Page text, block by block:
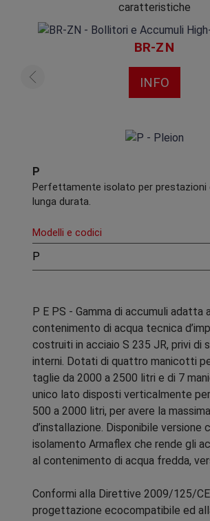
caratteristiche
BR-ZN
INFO
P
Perfettamente isolato per prestazioni
lunga durata.
Modelli e codici
P
P E PS - Gamma di accumuli adatta
contenimento di acqua tecnica
costruiti in acciaio S 235 JR, privi di
interni. Dotati di quattro manicotti
taglie da 2000 a 2500 litri e di 7
unico lato disposti verticalmente
500 a 2000 litri, per avere la
d’installazione. Disponibile versione
isolamento Armaflex che rende gli
al contenimento di acqua fredda,
Conformi alla Direttive 2009/125/
progettazione ecocompatibile ed